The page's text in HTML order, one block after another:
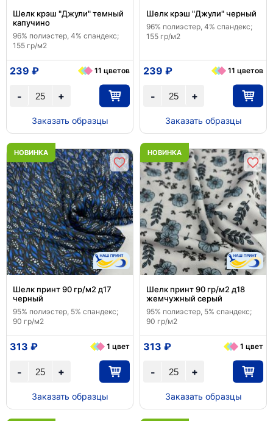
Шелк крэш "Джули" темный
капучино
96% полиэстер, 4% спандекс;
155 гр/м2
+
-
239 ₽ 11 цветов
Заказать образцы
Шелк крэш "Джули" черный
96% полиэстер, 4% спандекс;
155 гр/м2
+
-
239 ₽ 11 цветов
Заказать образцы
НОВИНКА
Шелк принт 90 гр/м2 д17
черный
95% полиэстер, 5% спандекс;
90 гр/м2
+
-
313 ₽ 1 цвет
Заказать образцы
НОВИНКА
Шелк принт 90 гр/м2 д18
жемчужный серый
95% полиэстер, 5% спандекс;
90 гр/м2
+
-
313 ₽ 1 цвет
Заказать образцы